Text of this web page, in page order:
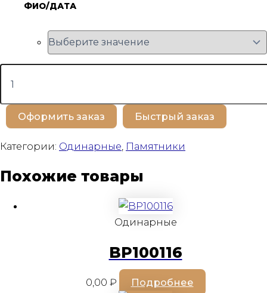
ФИО/ДАТА
Количество
товара
Оформить заказ Быстрый заказ
Категории: Одинарные Памятники
Похожие товары
Одинарные
BP100116
0,00 ₽ Подробнее